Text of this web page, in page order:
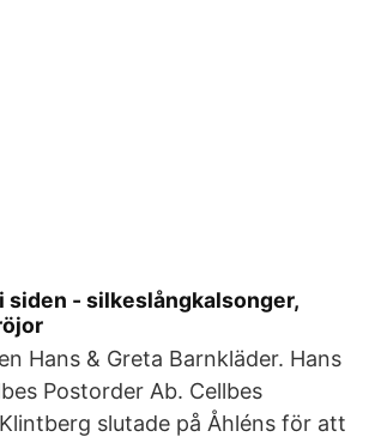
siden - silkeslångkalsonger,
Hans & Greta Barnkläder. Hans
Postorder Ab. Cellbes
slutade på Åhléns för att